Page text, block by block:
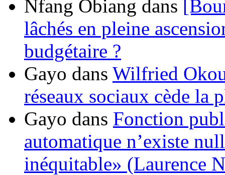
Nfang Obiang dans
lâchés en pleine
budgétaire ?
Gayo dans Wilfried
réseaux sociaux cède la
Gayo dans Fonction
automatique n’existe
inéquitable» (Laurence